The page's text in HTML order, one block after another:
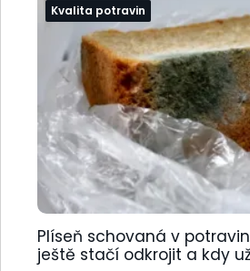
Kvalita potravin
Plíseň schovaná v
ještě stačí odkrojit a kdy